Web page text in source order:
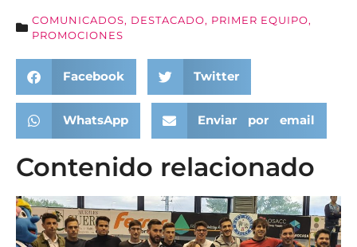
COMUNICADOS, DESTACADO, PRIMER EQUIPO,
PROMOCIONES
Facebook Twitter
WhatsApp Enviar por email
Contenido relacionado